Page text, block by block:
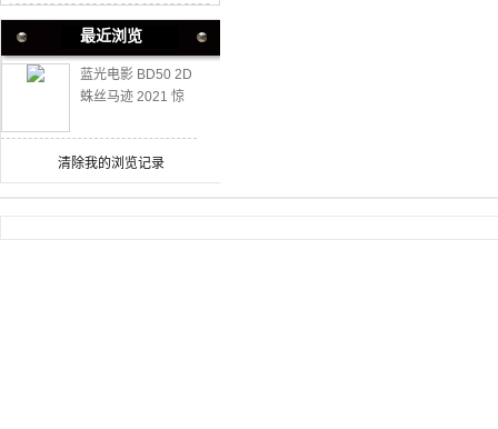
最近浏览
蓝光电影 BD50 2D
蛛丝马迹 2021 惊
清除我的浏览记录